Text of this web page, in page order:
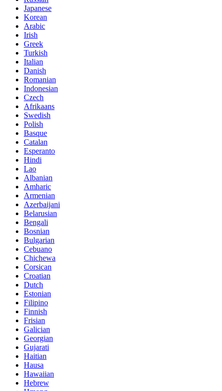
Japanese
Korean
Arabic
Irish
Greek
Turkish
Italian
Danish
Romanian
Indonesian
Czech
Afrikaans
Swedish
Polish
Basque
Catalan
Esperanto
Hindi
Lao
Albanian
Amharic
Armenian
Azerbaijani
Belarusian
Bengali
Bosnian
Bulgarian
Cebuano
Chichewa
Corsican
Croatian
Dutch
Estonian
Filipino
Finnish
Frisian
Galician
Georgian
Gujarati
Haitian
Hausa
Hawaiian
Hebrew